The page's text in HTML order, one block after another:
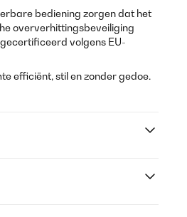
bediening zorgen dat het
oververhittingsbeveiliging
volgens EU-
efficiënt, stil en zonder gedoe.